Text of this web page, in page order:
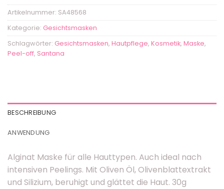
Artikelnummer: SA48568
Kategorie: Gesichtsmasken
Schlagwörter: Gesichtsmasken, Hautpflege, Kosmetik, Maske,
Peel-off, Santana
BESCHREIBUNG
ANWENDUNG
Alginat Maske für alle Hauttypen. Auch ideal nach
intensiven Peelings. Mit Oliven Öl, Olivenblattextrakt
und Silizium, beruhigt und glättet die Haut. 30g